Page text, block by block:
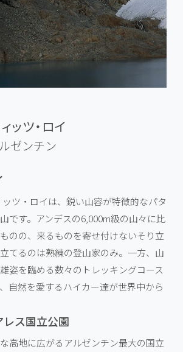
ッツ・ロイ
ゼンチン
ツ・ロイは、鋭い山容が特徴的なパタ
です。アンデスの6,000m級の山々に比
のの、来るものを寄せ付けないそり立
てるのは熟練の登山家のみ。一方、山
姿を臨める数々のトレッキングコース
自然を愛するハイカー達が世界中から
ス国立公園
高地に広がるアルゼンチン最大の国立